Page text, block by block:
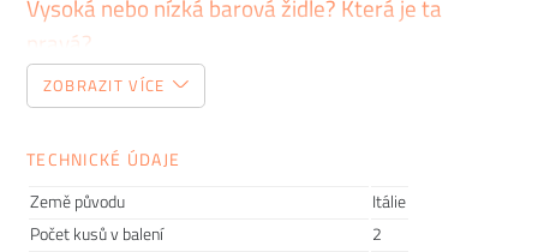
Vysoká nebo nízká barová židle? Která je ta
pravá?
Vysoká barová židlese využívá především v restauracích,
charakteristická výškou sedáku, která se pohybuje kolem 75
cm. K vysoké barové židli se doporučuje mít barovou desku
ve výšce mezi 110 a 115 cm.
ZOBRAZIT VÍCE
TECHNICKÉ ÚDAJE
Země původu
Itálie
Počet kusů v balení
2